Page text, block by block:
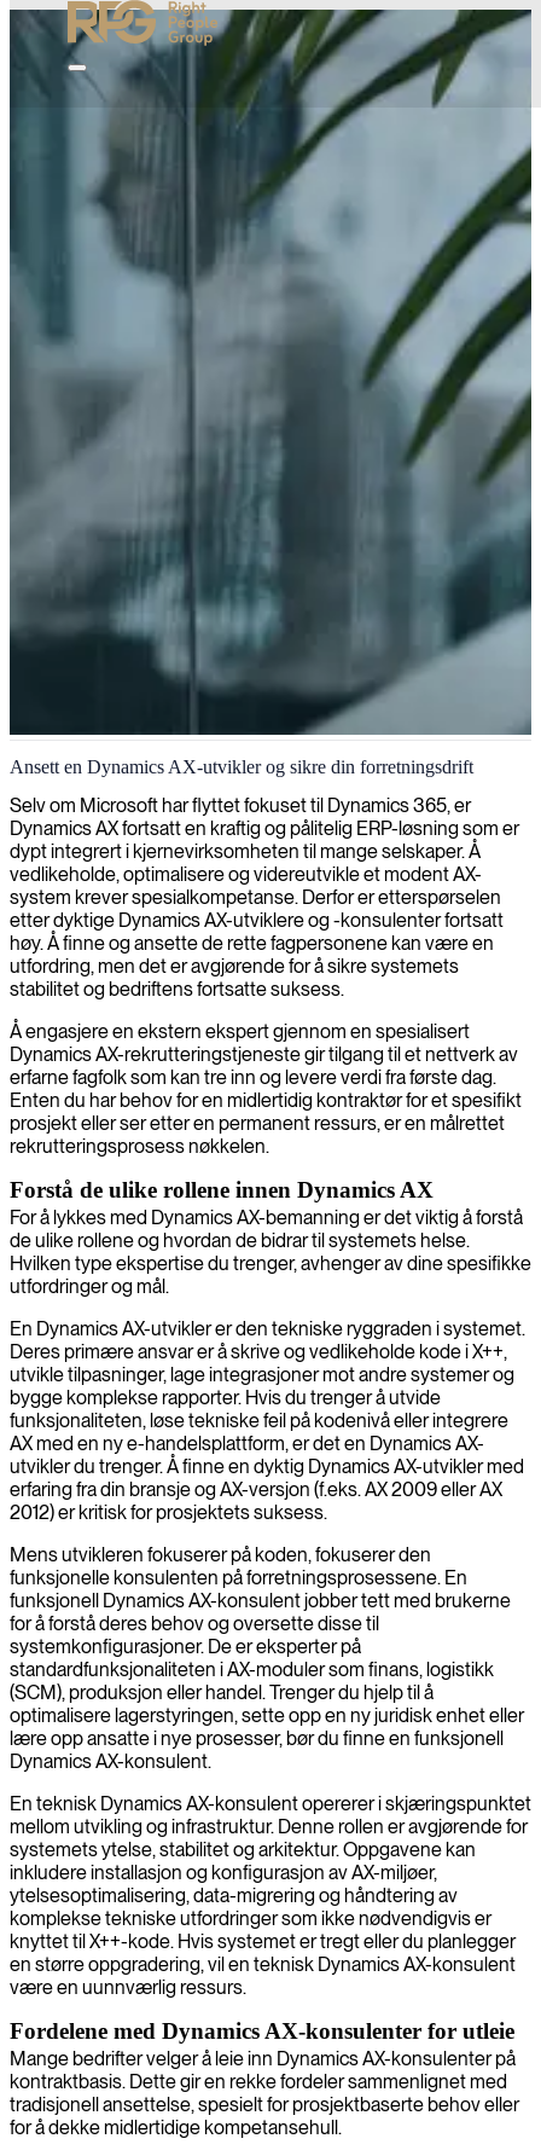
Dynamics AX 2012 utvikling
Vi leverer spesialisert ekspertise innen Dynamics AX 2012-
utvikling, og hjelper deg med å maksimere systemeffektiviteten og
effektivisere driften for bærekraftig forretningsvekst.
Ansett en Dynamics AX-utvikler og sikre din forretningsdrift
Selv om Microsoft har flyttet fokuset til Dynamics 365, er
Dynamics AX fortsatt en kraftig og pålitelig ERP-løsning som er
dypt integrert i kjernevirksomheten til mange selskaper. Å
vedlikeholde, optimalisere og videreutvikle et modent AX-
system krever spesialkompetanse. Derfor er etterspørselen
etter dyktige Dynamics AX-utviklere og -konsulenter fortsatt
høy. Å finne og ansette de rette fagpersonene kan være en
utfordring, men det er avgjørende for å sikre systemets
stabilitet og bedriftens fortsatte suksess.
Å engasjere en ekstern ekspert gjennom en spesialisert
Dynamics AX-rekrutteringstjeneste gir tilgang til et nettverk av
erfarne fagfolk som kan tre inn og levere verdi fra første dag.
Enten du har behov for en midlertidig kontraktør for et spesifikt
prosjekt eller ser etter en permanent ressurs, er en målrettet
rekrutteringsprosess nøkkelen.
Forstå de ulike rollene innen Dynamics AX
For å lykkes med Dynamics AX-bemanning er det viktig å forstå
de ulike rollene og hvordan de bidrar til systemets helse.
Hvilken type ekspertise du trenger, avhenger av dine spesifikke
utfordringer og mål.
En Dynamics AX-utvikler er den tekniske ryggraden i systemet.
Deres primære ansvar er å skrive og vedlikeholde kode i X++,
utvikle tilpasninger, lage integrasjoner mot andre systemer og
bygge komplekse rapporter. Hvis du trenger å utvide
funksjonaliteten, løse tekniske feil på kodenivå eller integrere
AX med en ny e-handelsplattform, er det en Dynamics AX-
utvikler du trenger. Å finne en dyktig Dynamics AX-utvikler med
erfaring fra din bransje og AX-versjon (f.eks. AX 2009 eller AX
2012) er kritisk for prosjektets suksess.
Mens utvikleren fokuserer på koden, fokuserer den
funksjonelle konsulenten på forretningsprosessene. En
funksjonell Dynamics AX-konsulent jobber tett med brukerne
for å forstå deres behov og oversette disse til
systemkonfigurasjoner. De er eksperter på
standardfunksjonaliteten i AX-moduler som finans, logistikk
(SCM), produksjon eller handel. Trenger du hjelp til å
optimalisere lagerstyringen, sette opp en ny juridisk enhet eller
lære opp ansatte i nye prosesser, bør du finne en funksjonell
Dynamics AX-konsulent.
En teknisk Dynamics AX-konsulent opererer i skjæringspunktet
mellom utvikling og infrastruktur. Denne rollen er avgjørende for
systemets ytelse, stabilitet og arkitektur. Oppgavene kan
inkludere installasjon og konfigurasjon av AX-miljøer,
ytelsesoptimalisering, data-migrering og håndtering av
komplekse tekniske utfordringer som ikke nødvendigvis er
knyttet til X++-kode. Hvis systemet er tregt eller du planlegger
en større oppgradering, vil en teknisk Dynamics AX-konsulent
være en uunnværlig ressurs.
Fordelene med Dynamics AX-konsulenter for utleie
Mange bedrifter velger å leie inn Dynamics AX-konsulenter på
kontraktbasis. Dette gir en rekke fordeler sammenlignet med
tradisjonell ansettelse, spesielt for prosjektbaserte behov eller
for å dekke midlertidige kompetansehull.